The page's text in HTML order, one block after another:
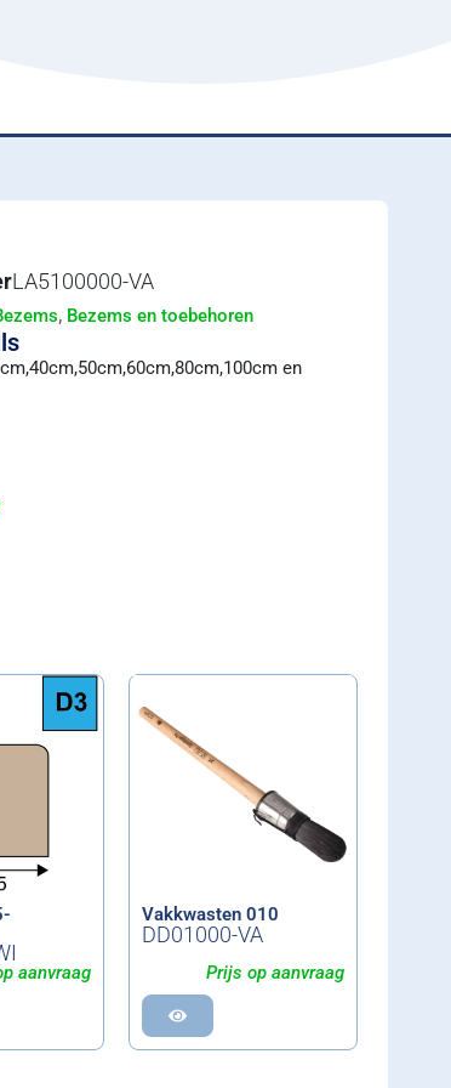
LA5100000-VA
, Bezems en toebehoren
en
aanvraag
Vakkwasten 010
DD01000-VA
Prijs op aanvraag